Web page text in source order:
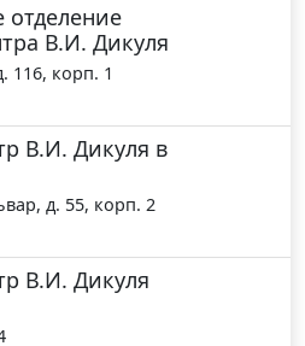
отделение
В.И. Дикуля
116, корп. 1
В.И. Дикуля в
д. 55, корп. 2
В.И. Дикуля